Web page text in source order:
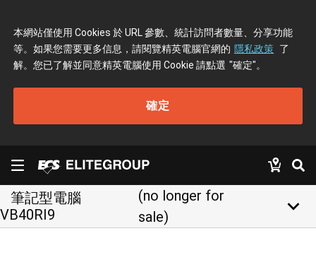
本網站僅使用 Cookies 於 URL 參數、統計訪問者數量、分享功能
等。如果您需要更多信息，請閱覽精英電腦官網的 隱私政策 了
解。您已了解並同意精英電腦使用 Cookie 請點選 "確定"。
確定
筆記型電腦
VB40RI9
(no longer for
sale)
keyboard_arrow_down